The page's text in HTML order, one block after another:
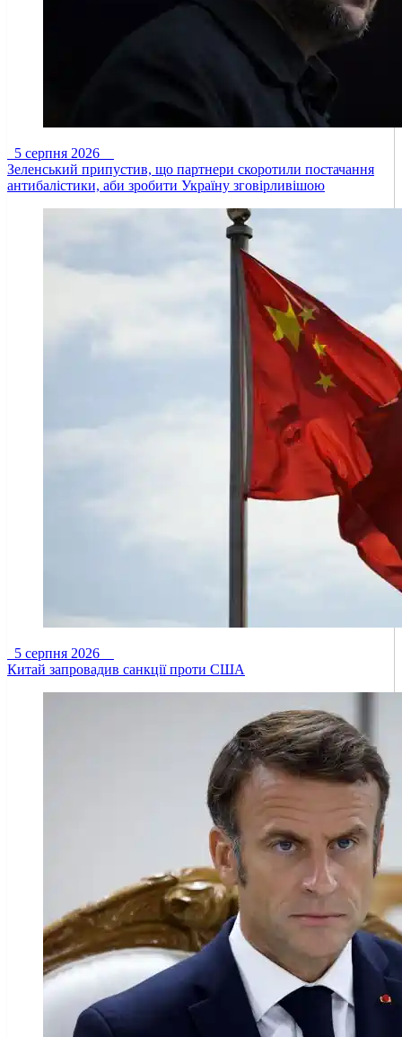
5 серпня 2026
Зеленський припустив, що партнери скоротили постачання
антибалістики, аби зробити Україну зговірливішою
5 серпня 2026
Китай запровадив санкції проти США